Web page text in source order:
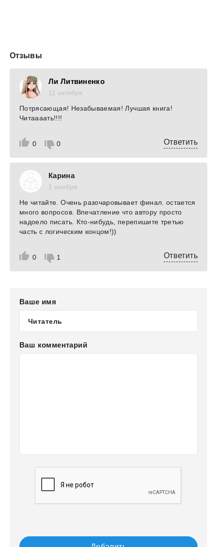
Отзывы
Ли Литвиненко
11 октября
0 0
Потрясающая! Незабываемая! Лучшая книга!
Читаааать!!!!
Ответить
Карина
1 ноября
0 1
Не читайте. Очень разочаровывает финал. остается
много вопросов. Впечатление что автору просто
надоело писать. Кто-нибудь, перепишите третью
часть с логическим концом!))
Ответить
Ваше имя
Ваш комментарий